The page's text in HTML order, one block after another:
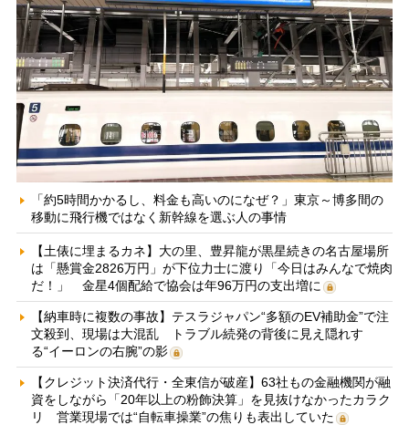
「約5時間かかるし、料金も高いのになぜ？」東京～博多間の
移動に飛行機ではなく新幹線を選ぶ人の事情
【土俵に埋まるカネ】大の里、豊昇龍が黒星続きの名古屋場所
は「懸賞金2826万円」が下位力士に渡り「今日はみんなで焼肉
だ！」 金星4個配給で協会は年96万円の支出増に
【納車時に複数の事故】テスラジャパン“多額のEV補助金”で注
文殺到、現場は大混乱 トラブル続発の背後に見え隠れす
る“イーロンの右腕”の影
【クレジット決済代行・全東信が破産】63社もの金融機関が融
資をしながら「20年以上の粉飾決算」を見抜けなかったカラク
リ 営業現場では“自転車操業”の焦りも表出していた